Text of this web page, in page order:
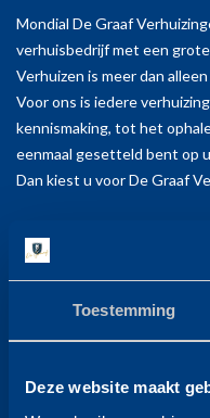
Toestemming
Deze website maakt
Mondial De Graaf
verhuisbedrijf met een
Verhuizen is meer dan
Voor ons is iedere
kennismaking, tot het
eenmaal gesetteld bent op
Dan kiest u voor De Graaf
Contact
Berenkoog 83
1822 BN Alkmaar
T +31 72 - 564 16 25